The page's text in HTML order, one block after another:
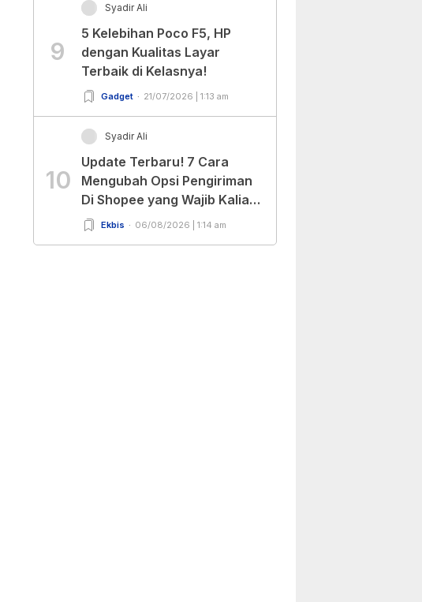
9
Syadir Ali
5 Kelebihan Poco F5, HP
dengan Kualitas Layar
Terbaik di Kelasnya!
Gadget 21/07/2026 | 1:13 am
10
Syadir Ali
Update Terbaru! 7 Cara
Mengubah Opsi Pengiriman
Di Shopee yang Wajib Kalian
Ketahui!
Ekbis 06/08/2026 | 1:14 am